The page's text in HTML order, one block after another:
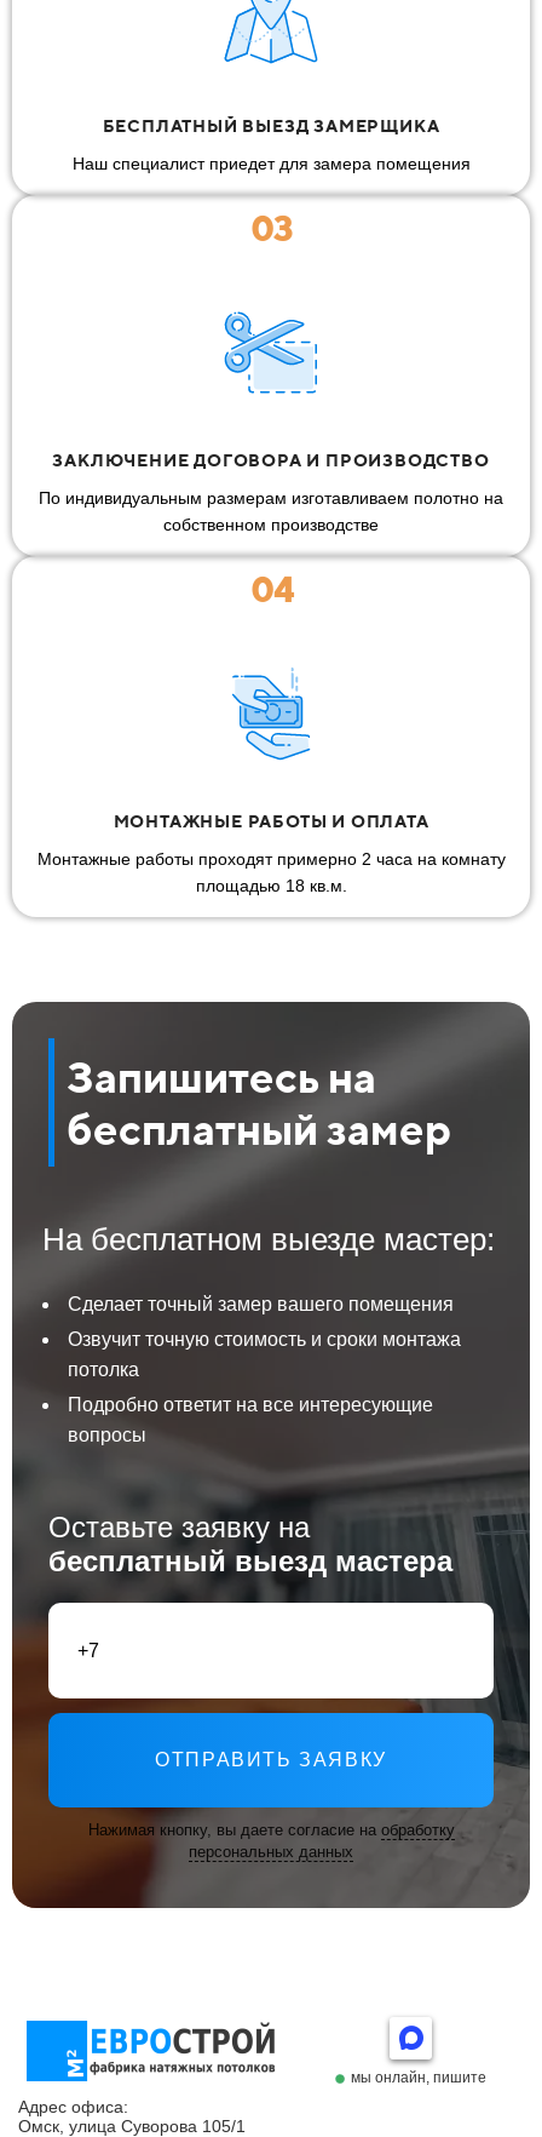
БЕСПЛАТНЫЙ ВЫЕЗД ЗАМЕРЩИКА
Наш специалист приедет для замера помещения
03
ЗАКЛЮЧЕНИЕ ДОГОВОРА И ПРОИЗВОДСТВО
По индивидуальным размерам изготавливаем полотно на
собственном производстве
04
МОНТАЖНЫЕ РАБОТЫ И ОПЛАТА
Монтажные работы проходят примерно 2 часа на комнату
площадью 18 кв.м.
Запишитесь на
бесплатный замер
На бесплатном выезде мастер:
Сделает точный замер вашего помещения
Озвучит точную стоимость и сроки монтажа
потолка
Подробно ответит на все интересующие
вопросы
Оставьте заявку на
бесплатный выезд мастера
ОТПРАВИТЬ ЗАЯВКУ
Нажимая кнопку, вы даете согласие на обработку
персональных данных
мы онлайн, пишите
Адрес офиса:
Омск, улица Суворова 105/1